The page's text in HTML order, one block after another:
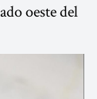
oeste del